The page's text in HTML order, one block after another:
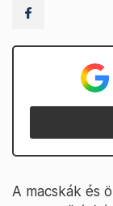
A macskák és